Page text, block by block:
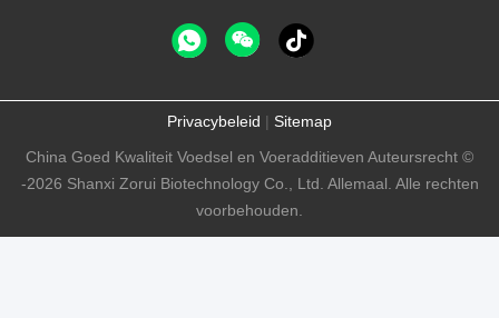
Privacybeleid | Sitemap
China Goed Kwaliteit Voedsel en Voeradditieven Auteursrecht ©
-2026 Shanxi Zorui Biotechnology Co., Ltd. Allemaal. Alle rechten
voorbehouden.